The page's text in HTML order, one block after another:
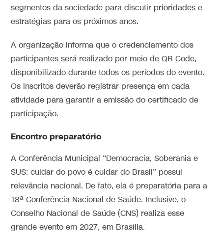
segmentos da sociedade para discutir prioridades e
estratégias para os próximos anos.
A organização informa que o credenciamento dos
participantes será realizado por meio de QR Code,
disponibilizado durante todos os períodos do evento.
Os inscritos deverão registrar presença em cada
atividade para garantir a emissão do certificado de
participação.
Encontro preparatório
A Conferência Municipal “Democracia, Soberania e
SUS: cuidar do povo é cuidar do Brasil” possui
relevância nacional. De fato, ela é preparatória para a
18ª Conferência Nacional de Saúde. Inclusive, o
Conselho Nacional de Saúde (CNS) realiza esse
grande evento em 2027, em Brasília.